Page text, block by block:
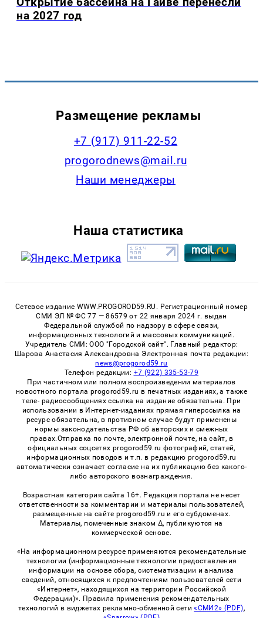
на 2027 год
Размещение рекламы
+7 (917) 911-22-52
progorodnews@mail.ru
Наши менеджеры
Наша статистика
Сетевое издание WWW.PROGOROD59.RU. Регистрационный номер
СМИ ЭЛ № ФС 77 — 86579 от 22 января 2024 г. выдан
Федеральной службой по надзору в сфере связи,
информационных технологий и массовых коммуникаций.
Учредитель СМИ: ООО "Городской сайт". Главный редактор:
Шарова Анастасия Александровна Электронная почта редакции:
news@progorod59.ru
Телефон редакции: +7 (922) 335-53-79
При частичном или полном воспроизведении материалов
новостного портала progorod59.ru в печатных изданиях, а также
теле- радиосообщениях ссылка на издание обязательна. При
использовании в Интернет-изданиях прямая гиперссылка на
ресурс обязательна, в противном случае будут применены
нормы законодательства РФ об авторских и смежных
правах.Отправка по почте, электронной почте, на сайт, в
официальных соцсетях progorod59.ru фотографий, статей,
информационных поводов и т.п. в редакцию progorod59.ru
автоматически означает согласие на их публикацию без какого-
либо авторского вознаграждения.
Возрастная категория сайта 16+. Редакция портала не несет
ответственности за комментарии и материалы пользователей,
размещенные на сайте progorod59.ru и его субдоменах.
Материалы, помеченные знаком Δ, публикуются на
коммерческой основе.
«На информационном ресурсе применяются рекомендательные
технологии (информационные технологии предоставления
информации на основе сбора, систематизации и анализа
сведений, относящихся к предпочтениям пользователей сети
«Интернет», находящихся на территории Российской
Федерации)». Правила применения рекомендательных
технологий в виджетах рекламно-обменной сети«СМИ2» (PDF),